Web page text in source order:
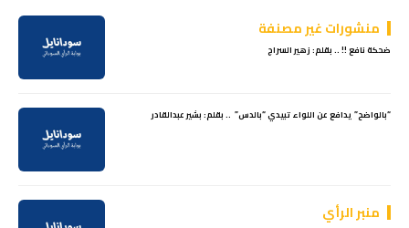
منشورات غير مصنفة
ضحكة نافع !! .. بقلم: زهير السراج
“بالواضح” يدافع عن اللواء تبيدي “بالدس” .. بقلم: بشير عبدالقادر
منبر الرأي